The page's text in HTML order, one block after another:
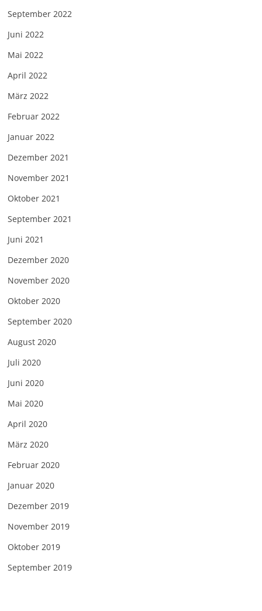
September 2022
Juni 2022
Mai 2022
April 2022
März 2022
Februar 2022
Januar 2022
Dezember 2021
November 2021
Oktober 2021
September 2021
Juni 2021
Dezember 2020
November 2020
Oktober 2020
September 2020
August 2020
Juli 2020
Juni 2020
Mai 2020
April 2020
März 2020
Februar 2020
Januar 2020
Dezember 2019
November 2019
Oktober 2019
September 2019